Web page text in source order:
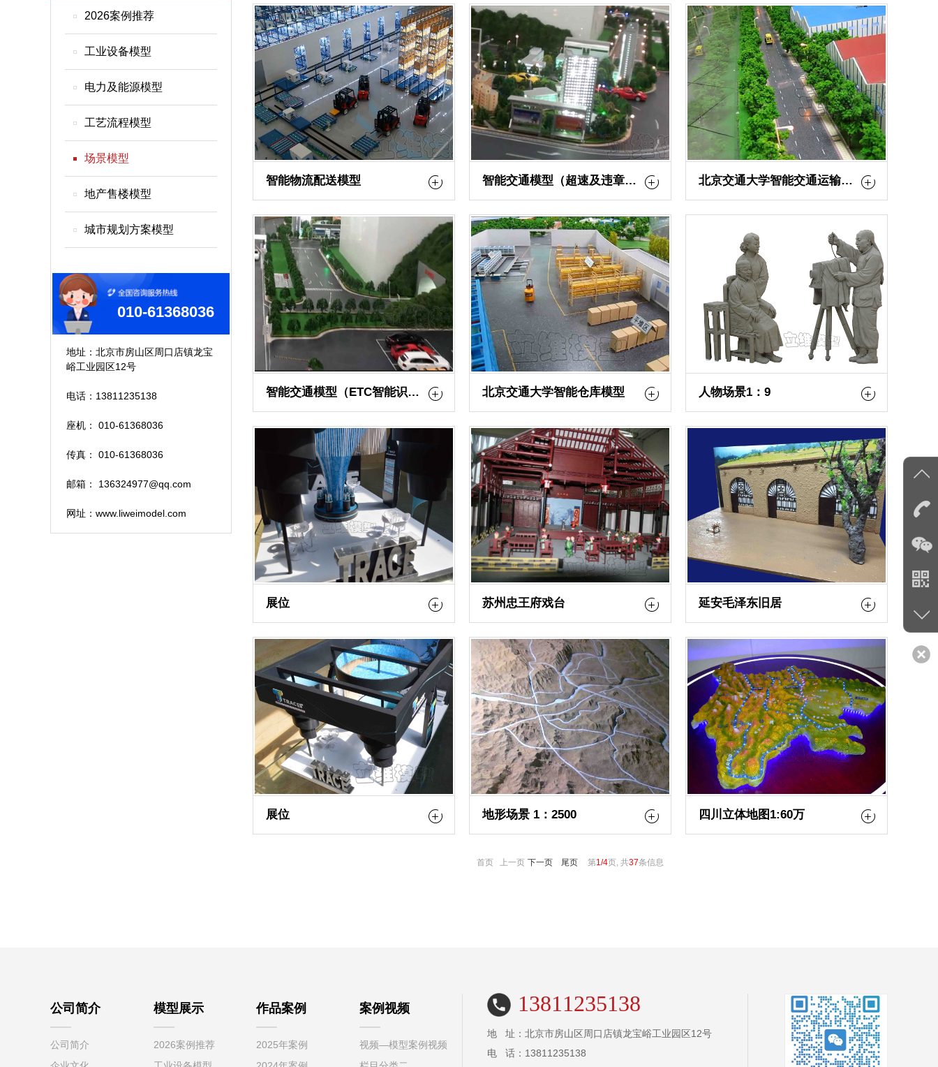
2026案例推荐
工业设备模型
电力及能源模型
工艺流程模型
场景模型
地产售楼模型
城市规划方案模型
010-61368036
地址：北京市房山区周口店镇龙宝
峪工业园区12号
电话：13811235138
座机： 010-61368036
传真： 010-61368036
邮箱： 136324977@qq.com
网址：www.liweimodel.com
智能物流配送模型 智能交通模型（超速及违章提示） 北京交通大学智能交通运输模型
智能交通模型（ETC智能识别） 北京交通大学智能仓库模型 人物场景1：9
展位 苏州忠王府戏台 延安毛泽东旧居
展位 地形场景 1：2500 四川立体地图1:60万
首页 上一页 下一页 尾页 第1/4页, 共37条信息
公司简介
公司简介
模型展示
2026案例推荐
作品案例
2025年案例
案例视频
视频—模型案例视频
13811235138
地 址：北京市房山区周口店镇龙宝峪工业园区12号
电 话：13811235138